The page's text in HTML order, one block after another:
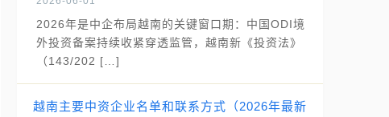
2026年是中企布局越南的关键窗口期：中国ODI境
外投资备案持续收紧穿透监管，越南新《投资法》
（143/202 […]
越南主要中资企业名单和联系方式（2026年最新